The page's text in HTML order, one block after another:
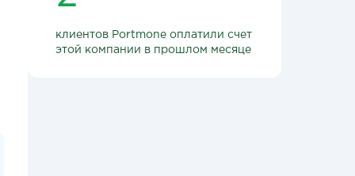
клиентов Portmone оплатили счет
этой компании в прошлом месяце